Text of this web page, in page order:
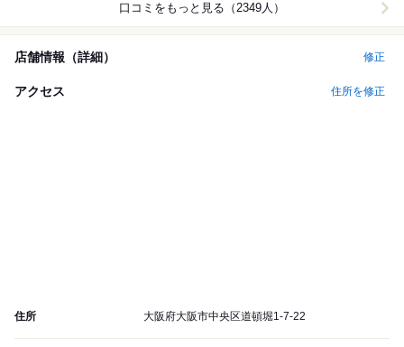
口コミをもっと見る（2349人）
店舗情報（詳細） 修正
アクセス 住所を修正
住所 大阪府大阪市中央区道頓堀1-7-22